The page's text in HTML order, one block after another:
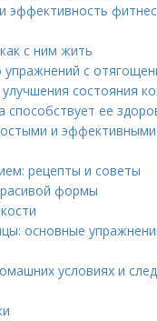
эффективность
с ним жить
упражнений с
состояния
способствует ее
и
рецепты и советы
формы
основные
условиях и